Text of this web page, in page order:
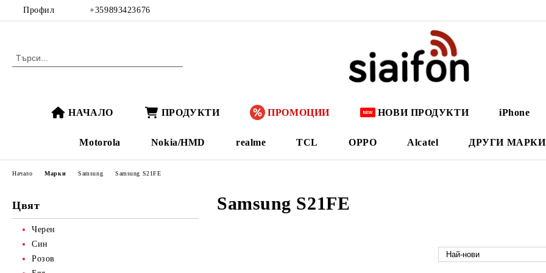
Профил +359893423676
НАЧАЛО ПРОДУКТИ ПРОМОЦИИ НОВИ ПРОДУКТИ iPhone
Motorola Nokia/HMD realme TCL OPPO Alcatel ДРУГИ МАРКИ
Цвят
Черен
Син
Розов
Начало Марки Samsung Samsung S21FE
Samsung S21FE